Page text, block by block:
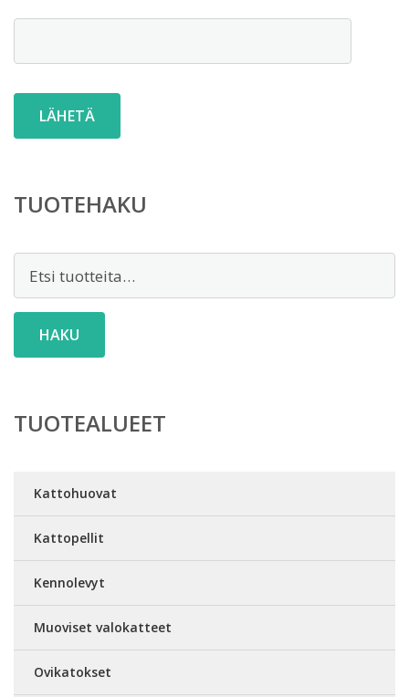
TUOTEHAKU
HAKU
TUOTEALUEET
Kattohuovat
Kattopellit
Kennolevyt
Muoviset valokatteet
Ovikatokset